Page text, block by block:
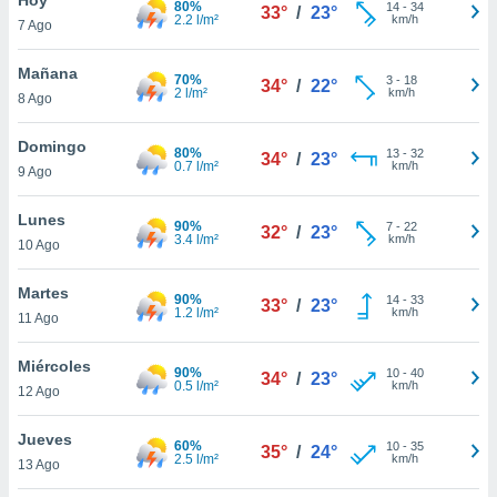
en
más
nuestra
de
cookies
aceptar
7 Ago
80%
2.2 l/m²
33° / 23° 14- 34
km/h
Mañana
8 Ago
70%
2 l/m²
34° / 22° 3- 18
km/h
Domingo
9 Ago
80%
0.7 l/m²
34° / 23° 13- 32
km/h
Lunes
10 Ago
90%
3.4 l/m²
32° / 23° 7- 22
km/h
Martes
11 Ago
90%
1.2 l/m²
33° / 23° 14- 33
km/h
Miércoles
12 Ago
90%
0.5 l/m²
34° / 23° 10- 40
km/h
Jueves
13 Ago
60%
2.5 l/m²
35° / 24° 10- 35
km/h